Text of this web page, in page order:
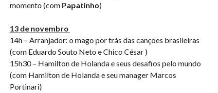
momento (com Papatinho)
13 de novembro
14h – Arranjador: o mago por trás das canções brasileiras
(com Eduardo Souto Neto e Chico César )
15h30 – Hamilton de Holanda e seus desafios pelo mundo
(com Hamilton de Holanda e seu manager Marcos
Portinari)